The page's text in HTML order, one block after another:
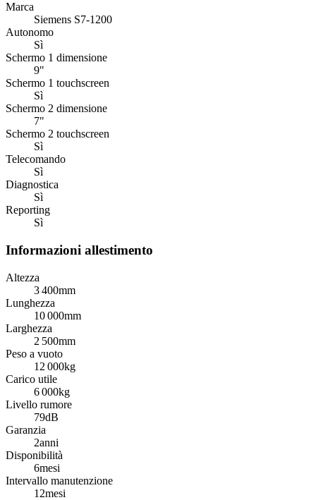
Marca
Siemens S7-1200
Autonomo
Sì
Schermo 1 dimensione
9"
Schermo 1 touchscreen
Sì
Schermo 2 dimensione
7"
Schermo 2 touchscreen
Sì
Telecomando
Sì
Diagnostica
Sì
Reporting
Sì
Informazioni allestimento
Altezza
3 400mm
Lunghezza
10 000mm
Larghezza
2 500mm
Peso a vuoto
12 000kg
Carico utile
6 000kg
Livello rumore
79dB
Garanzia
2anni
Disponibilità
6mesi
Intervallo manutenzione
12mesi